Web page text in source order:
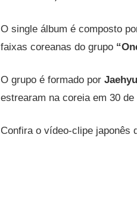
O single álbum é composto
faixas coreanas do grupo
O grupo é formado por
estrearam na coreia em 30
Confira o vídeo-clipe japonês